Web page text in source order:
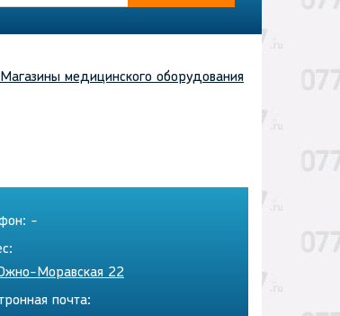
Магазины медицинского оборудования
-
Моравская 22
почта: